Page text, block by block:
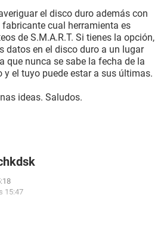
el disco duro además con
cual herramienta es
de S.M.A.R.T. Si tienes la opción,
datos en el disco duro a un lugar
que nunca se sabe la fecha de la
y el tuyo puede estar a sus últimas.
ideas. Saludos.
15:47